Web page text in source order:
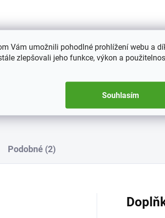
Vám umožnili pohodlné prohlížení webu a
zlepšovali jeho funkce, výkon a
Souhlasím
do 24h u produktů skladem
Podobné (2)